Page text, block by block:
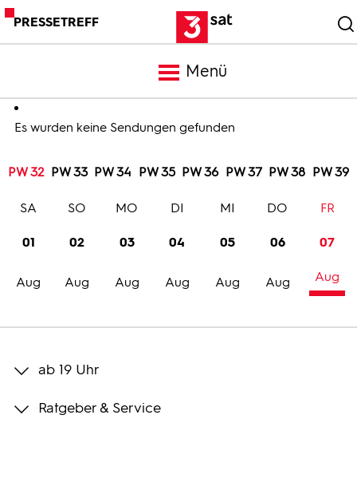
PRESSETREFF
Menü
Meldungen
Programm
Trailer
Bilder
Es wurden keine Sendungen gefunden
PW 32 PW 33 PW 34 PW 35 PW 36 PW 37 PW 38 PW 39
01
Aug
SA
02
Aug
SO
03
Aug
MO
04
Aug
DI
05
Aug
MI
06
Aug
DO
07
Aug
FR
ab 19 Uhr
Ratgeber & Service